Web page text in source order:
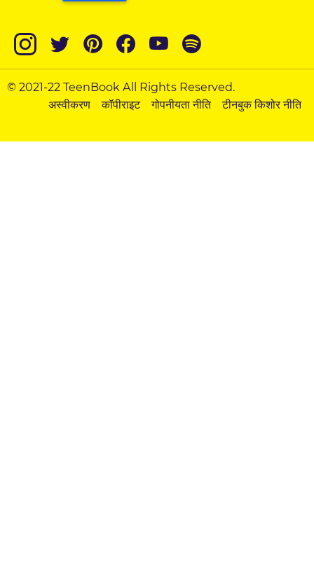
© 2021-22 TeenBook All Rights Reserved.
अस्वीकरण
कॉपीराइट गोपनीयता नीति टीनबुक किशोर नीति